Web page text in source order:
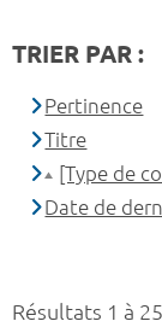
Résultats 1 à
TRIER PAR :
Pertinence
Titre
[Type de
Date de